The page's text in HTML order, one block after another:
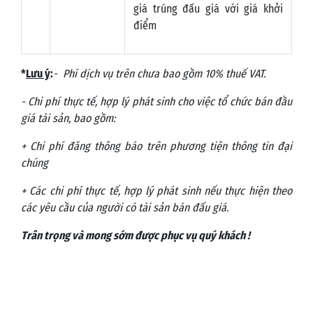
giá trúng đấu giá với giá khởi
điểm
*Lưu ý:- Phí dịch vụ trên chưa bao gồm 10% thuế VAT.
- Chi phí thực tế, hợp lý phát sinh cho việc tổ chức bán đầu
giá tài sản, bao gồm:
+ Chi phí đăng thông báo trên phương tiện thông tin đại
chúng
+ Các chi phí thực tế, hợp lý phát sinh nếu thực hiện theo
các yêu cầu của người có tài sản bán đấu giá.
Trân trọng và mong sớm được phục vụ quý khách !